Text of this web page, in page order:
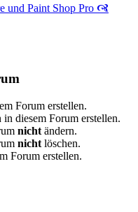
und Paint Shop Pro 🙧
Forum erstellen.
diesem Forum erstellen.
nicht ändern.
nicht löschen.
Forum erstellen.